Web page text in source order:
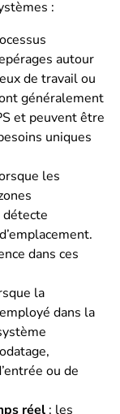
:
autour
de travail ou
généralement
et peuvent être
uniques
les
dans ces
la
dans la
ou de
réel : les